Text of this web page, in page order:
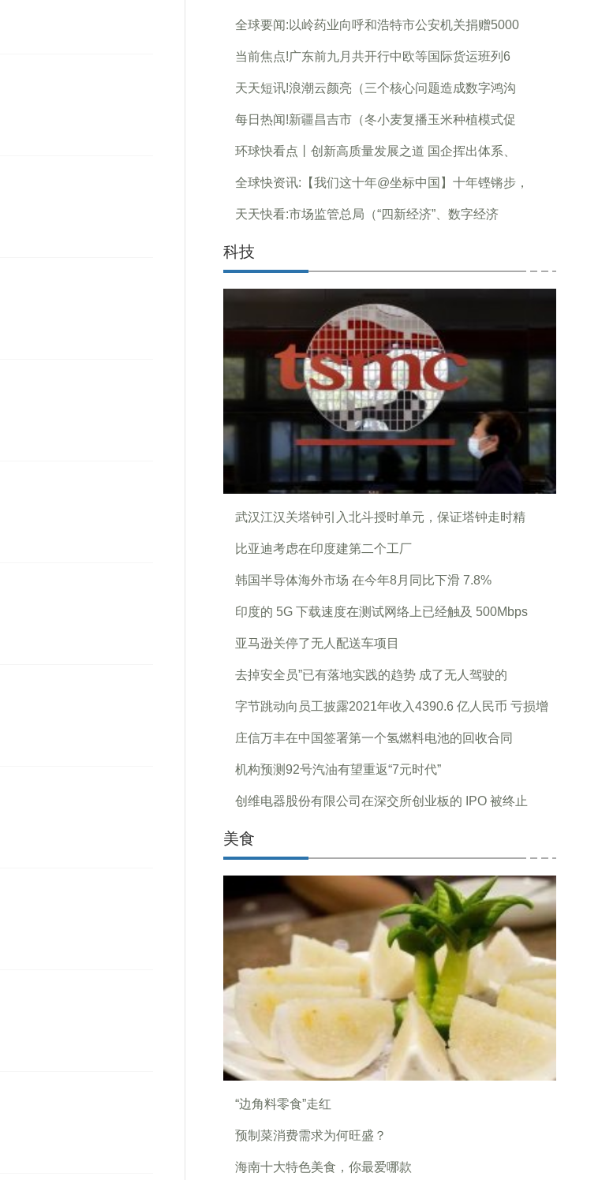
全球要闻:以岭药业向呼和浩特市公安机关捐赠5000
当前焦点!广东前九月共开行中欧等国际货运班列6
天天短讯!浪潮云颜亮（三个核心问题造成数字鸿沟
每日热闻!新疆昌吉市（冬小麦复播玉米种植模式促
环球快看点丨创新高质量发展之道 国企挥出体系、
全球快资讯:【我们这十年@坐标中国】十年铿锵步，
天天快看:市场监管总局（“四新经济”、数字经济
科技
武汉江汉关塔钟引入北斗授时单元，保证塔钟走时精
比亚迪考虑在印度建第二个工厂
韩国半导体海外市场 在今年8月同比下滑 7.8%
印度的 5G 下载速度在测试网络上已经触及 500Mbps
亚马逊关停了无人配送车项目
去掉安全员”已有落地实践的趋势 成了无人驾驶的
字节跳动向员工披露2021年收入4390.6 亿人民币 亏损增
庄信万丰在中国签署第一个氢燃料电池的回收合同
机构预测92号汽油有望重返“7元时代”
创维电器股份有限公司在深交所创业板的 IPO 被终止
美食
“边角料零食”走红
预制菜消费需求为何旺盛？
海南十大特色美食，你最爱哪款